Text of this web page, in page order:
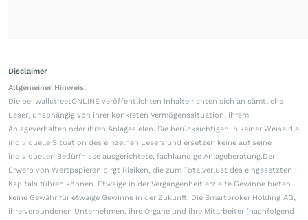
Disclaimer
Allgemeiner Hinweis:
Die bei wallstreetONLINE veröffentlichten Inhalte richten sich an sämtliche
Leser, unabhängig von ihrer konkreten Vermögenssituation, ihrem
Anlageverhalten oder ihren Anlagezielen. Sie berücksichtigen in keiner Weise die
individuelle Situation des einzelnen Lesers und ersetzen keine auf seine
individuellen Bedürfnisse ausgerichtete, fachkundige Anlageberatung.Der
Erwerb von Wertpapieren birgt Risiken, die zum Totalverlust des eingesetzten
Kapitals führen können. Etwaige in der Vergangenheit erzielte Gewinne bieten
keine Gewähr für etwaige Gewinne in der Zukunft. Die Smartbroker Holding AG,
ihre verbundenen Unternehmen, ihre Organe und ihre Mitarbeiter (nachfolgend